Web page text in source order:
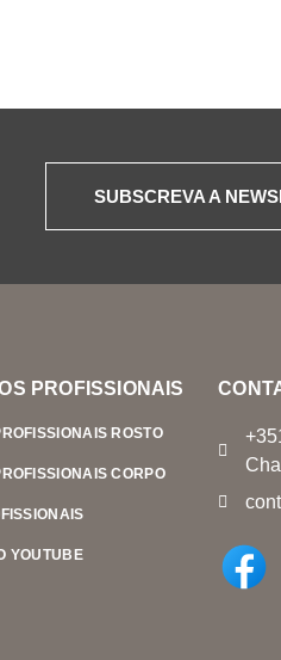
SUBSCREVA A
PROFISSIONAIS
ROSTO
CORPO
YOUTUBE